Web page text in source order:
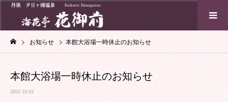
お知らせ 本館大浴場一時休止のお知らせ
本館大浴場一時休止のお知らせ
2025.10.03